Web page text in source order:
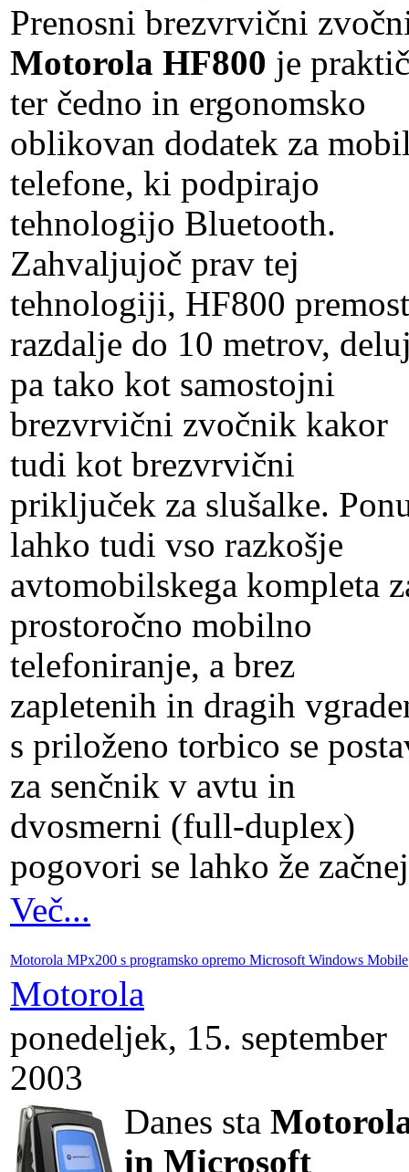
Prenosni brezvrvični
Motorola HF800 je
ter čedno in ergonomsko
oblikovan dodatek za
telefone, ki podpirajo
tehnologijo Bluetooth.
Zahvaljujoč prav tej
tehnologiji, HF800
razdalje do 10 metrov,
pa tako kot samostojni
brezvrvični zvočnik kakor
tudi kot brezvrvični
priključek za slušalke.
lahko tudi vso razkošje
avtomobilskega kompleta
prostoročno mobilno
telefoniranje, a brez
zapletenih in dragih
s priloženo torbico se
za senčnik v avtu in
dvosmerni (full-duplex)
pogovori se lahko že
Več...
Motorola MPx200 s programsko opremo Microsoft Windows Mobile
Motorola
ponedeljek, 15. september
2003
Danes sta
in Microsoft